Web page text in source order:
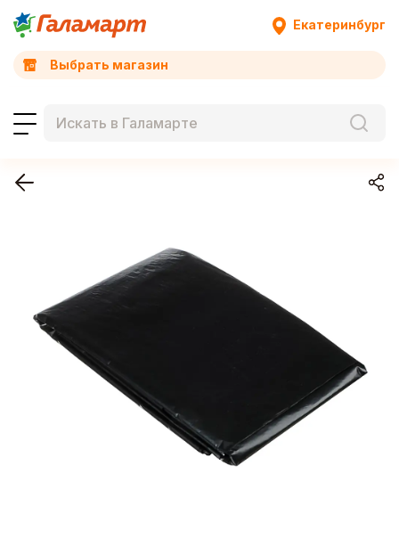
Екатеринбург
Выбрать магазин